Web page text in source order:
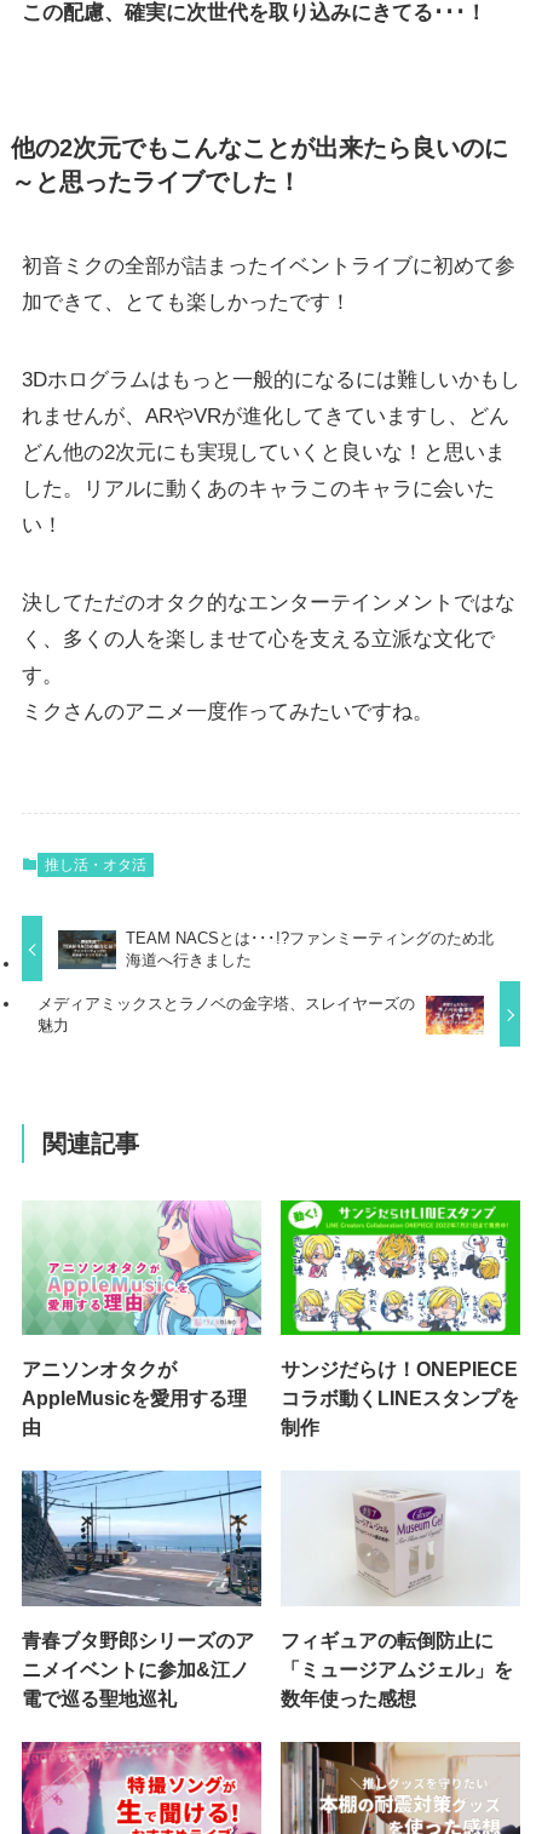
この配慮、確実に次世代を取り込みにきてる･･･！
他の2次元でもこんなことが出来たら良いのに
～と思ったライブでした！
初音ミクの全部が詰まったイベントライブに初めて参
加できて、とても楽しかったです！
3Dホログラムはもっと一般的になるには難しいかもし
れませんが、ARやVRが進化してきていますし、どん
どん他の2次元にも実現していくと良いな！と思いま
した。リアルに動くあのキャラこのキャラに会いた
い！
決してただのオタク的なエンターテインメントではな
く、多くの人を楽しませて心を支える立派な文化で
す。
ミクさんのアニメ一度作ってみたいですね。
推し活・オタ活
TEAM NACSとは･･･!?ファンミーティングのため北
海道へ行きました
メディアミックスとラノベの金字塔、スレイヤーズの
魅力
関連記事
アニソンオタクが
AppleMusicを愛用する理
由
サンジだらけ！ONEPIECE
コラボ動くLINEスタンプを
制作
青春ブタ野郎シリーズのア
ニメイベントに参加&江ノ
電で巡る聖地巡礼
フィギュアの転倒防止に
「ミュージアムジェル」を
数年使った感想